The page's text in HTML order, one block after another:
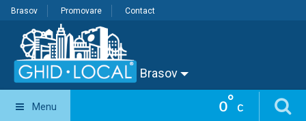
Brasov Promovare Contact
Brasov
0° C
Menu